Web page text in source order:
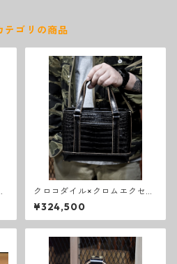
テゴリの商品
クロコダイル×クロムエクセル
トートバッグS
¥324,500